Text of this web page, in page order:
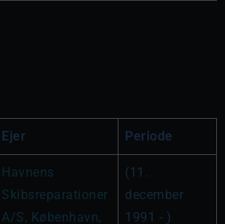
Ejer Periode
Havnens
Skibsreparationer
A/S, København,
(11.
december
1991 - )